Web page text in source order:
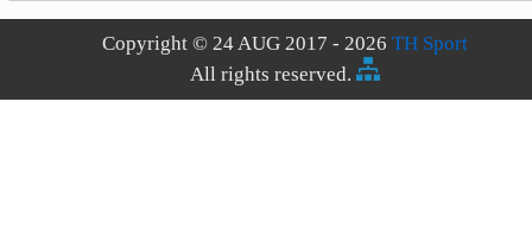
Copyright © 24 AUG 2017 - 2026 TH Sport
All rights reserved.